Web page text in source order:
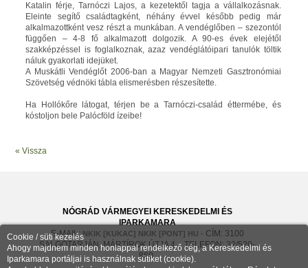
Katalin férje, Tarnóczi Lajos, a kezetektől tagja a vállalkozásnak.
Eleinte segítő családtagként, néhány évvel később pedig már
alkalmazottként vesz részt a munkában. A vendéglőben – szezontól
függően – 4-8 fő alkalmazott dolgozik. A 90-es évek elejétől
szakképzéssel is foglalkoznak, azaz vendéglátóipari tanulók töltik
náluk gyakorlati idejüket.
A Muskátli Vendéglőt 2006-ban a Magyar Nemzeti Gasztronómiai
Szövetség védnöki tábla elismerésben részesítette.
Ha Hollókőre látogat, térjen be a Tarnóczi-család éttermébe, és
kóstoljon bele Palócföld ízeibe!
« Vissza
NÓGRÁD VÁRMEGYEI KERESKEDELMI ÉS
IPARKAMARA
E-MAIL:NKIK [KUKAC] NKIK [PONT] HU - CÍM: 3100
SALGÓTARJÁN, MÁRTÍROK ÚTJA 4. - TELEFON: 32/520-
860
Cookie / süti kezelés
Ahogy majdnem minden honlappal rendelkező cég, a Kereskedelmi és
Iparkamara portáljai is használnak sütiket (cookie).